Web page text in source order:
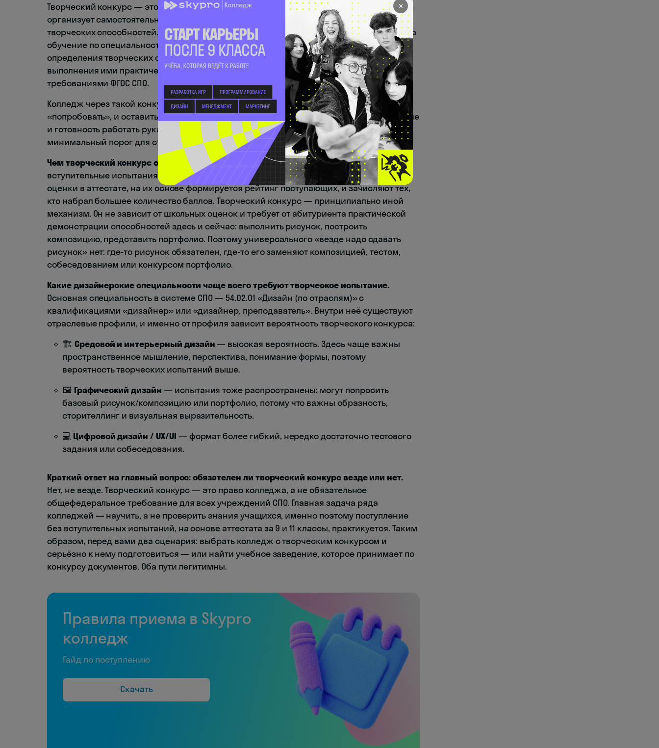
Творческий конкурс — это внутреннее вступительное испытание, которое колледж
организует самостоятельно, чтобы проверить наличие у абитуриента определённых
творческих способностей. Программа такого испытания регулирует порядок приёма на
обучение по специальности 54.02.01 «Дизайн (по отраслям)» и проводится с целью
определения творческих способностей, умений и навыков поступающих на основе
выполнения ими практических художественных заданий по рисунку в соответствии с
требованиями ФГОС СПО.
Колледж через такой конкурс решает прагматичную задачу: отсеять тех, кто пришёл
«попробовать», и оставить тех, у кого есть хотя бы базовое пространственное мышление
и готовность работать руками. Это не экзамен на звание художника — это
минимальный порог для старта профессионального обучения.
Чем творческий конкурс отличается от обычных вступительных испытаний.Обычные
вступительные испытания в колледж — это конкурс аттестатов: колледж смотрит на
оценки в аттестате, на их основе формируется рейтинг поступающих, и зачисляют тех,
кто набрал большее количество баллов. Творческий конкурс — принципиально иной
механизм. Он не зависит от школьных оценок и требует от абитуриента практической
демонстрации способностей здесь и сейчас: выполнить рисунок, построить
композицию, представить портфолио. Поэтому универсального «везде надо сдавать
рисунок» нет: где-то рисунок обязателен, где-то его заменяют композицией, тестом,
собеседованием или конкурсом портфолио.
Какие дизайнерские специальности чаще всего требуют творческое испытание.
Основная специальность в системе СПО — 54.02.01 «Дизайн (по отраслям)» с
квалификациями «дизайнер» или «дизайнер, преподаватель». Внутри неё существуют
отраслевые профили, и именно от профиля зависит вероятность творческого конкурса:
🏗️ Средовой и интерьерный дизайн — высокая вероятность. Здесь чаще важны
пространственное мышление, перспектива, понимание формы, поэтому
вероятность творческих испытаний выше.
🖼️ Графический дизайн — испытания тоже распространены: могут попросить
базовый рисунок/композицию или портфолио, потому что важны образность,
сторителлинг и визуальная выразительность.
💻 Цифровой дизайн / UX/UI — формат более гибкий, нередко достаточно тестового
задания или собеседования.
Краткий ответ на главный вопрос: обязателен ли творческий конкурс везде или нет.
Нет, не везде. Творческий конкурс — это право колледжа, а не обязательное
общефедеральное требование для всех учреждений СПО. Главная задача ряда
колледжей — научить, а не проверить знания учащихся, именно поэтому поступление
без вступительных испытаний, на основе аттестата за 9 и 11 классы, практикуется. Таким
образом, перед вами два сценария: выбрать колледж с творческим конкурсом и
серьёзно к нему подготовиться — или найти учебное заведение, которое принимает по
конкурсу документов. Оба пути легитимны.
Правила приема в Skypro
колледж
Гайд по поступлению
Скачать
✕